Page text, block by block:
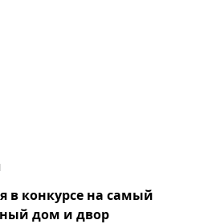
в конкурсе на самый
дом и двор